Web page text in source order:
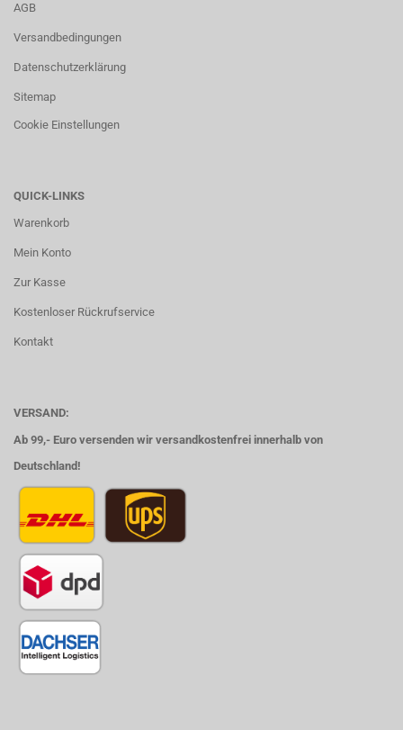
AGB
Versandbedingungen
Datenschutzerklärung
Sitemap
Cookie Einstellungen
QUICK-LINKS
Warenkorb
Mein Konto
Zur Kasse
Kostenloser Rückrufservice
Kontakt
VERSAND:
Ab 99,- Euro versenden wir versandkostenfrei innerhalb von
Deutschland!